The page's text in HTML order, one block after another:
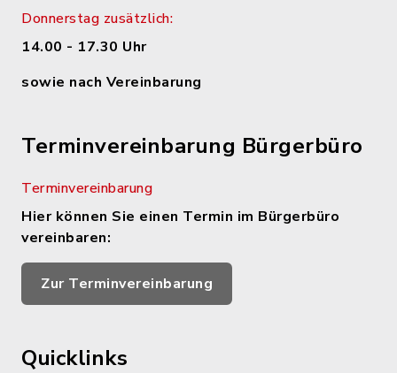
Donnerstag zusätzlich:
14.00 - 17.30 Uhr
sowie nach Vereinbarung
Terminvereinbarung Bürgerbüro
Terminvereinbarung
Hier können Sie einen Termin im Bürgerbüro
vereinbaren:
Zur Terminvereinbarung
Quicklinks